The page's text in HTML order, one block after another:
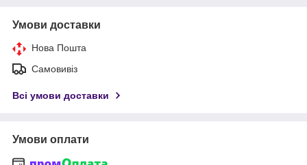
Умови доставки
Нова Пошта
Самовивіз
Всі умови доставки
Умови оплати